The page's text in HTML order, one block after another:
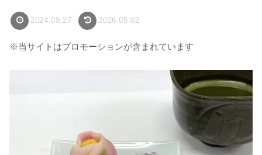
2024.09.27 2026.05.02
※当サイトはプロモーションが含まれています